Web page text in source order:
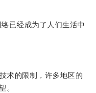
已经成为了人们生活中
的限制，许多地区的
。